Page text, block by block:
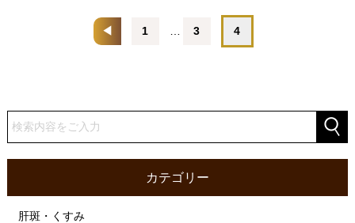
◀ 1 … 3 4
カテゴリー
肝斑・くすみ